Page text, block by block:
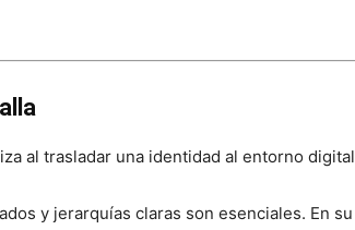
al trasladar una identidad al entorno digital
y jerarquías claras son esenciales. En su